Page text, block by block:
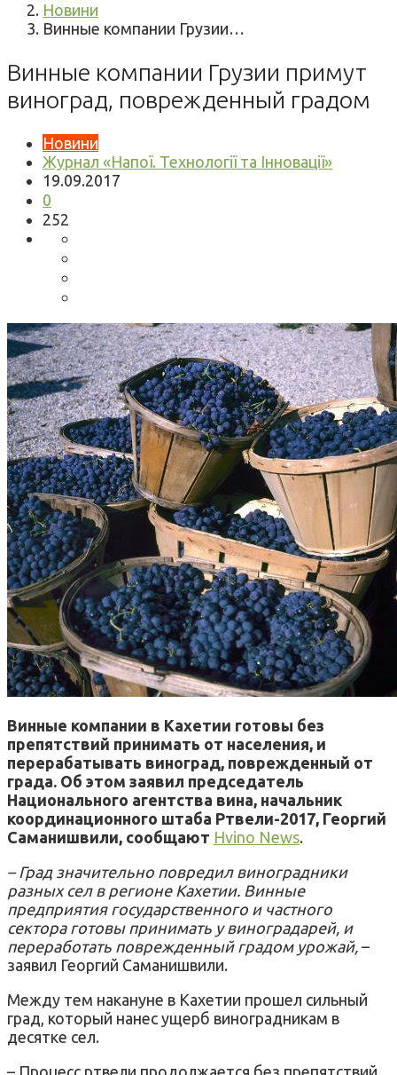
Новини
Винные компании Грузии…
Винные компании Грузии примут
виноград, поврежденный градом
Новини
Журнал «Напої. Технології та Інновації»
19.09.2017
0
252
Винные компании в Кахетии готовы без
препятствий принимать от населения, и
перерабатывать виноград, поврежденный от
града. Об этом заявил председатель
Национального агентства вина, начальник
координационного штаба Ртвели-2017, Георгий
Саманишвили, сообщают Hvino News.
– Град значительно повредил виноградники
разных сел в регионе Кахетии. Винные
предприятия государственного и частного
сектора готовы принимать у виноградарей, и
переработать поврежденный градом урожай, –
заявил Георгий Саманишвили.
Между тем накануне в Кахетии прошел сильный
град, который нанес ущерб виноградникам в
десятке сел.
– Процесс ртвели продолжается без препятствий,